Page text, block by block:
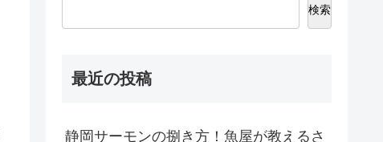
検索
最近の投稿
静岡サーモンの捌き方！魚屋が教えるさ